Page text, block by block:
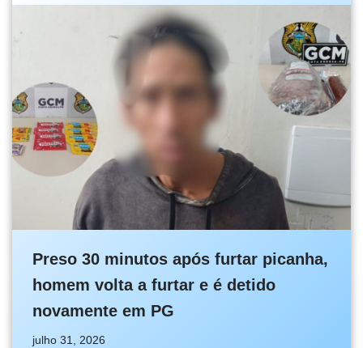
Preso 30 minutos após furtar picanha,
homem volta a furtar e é detido
novamente em PG
julho 31, 2026